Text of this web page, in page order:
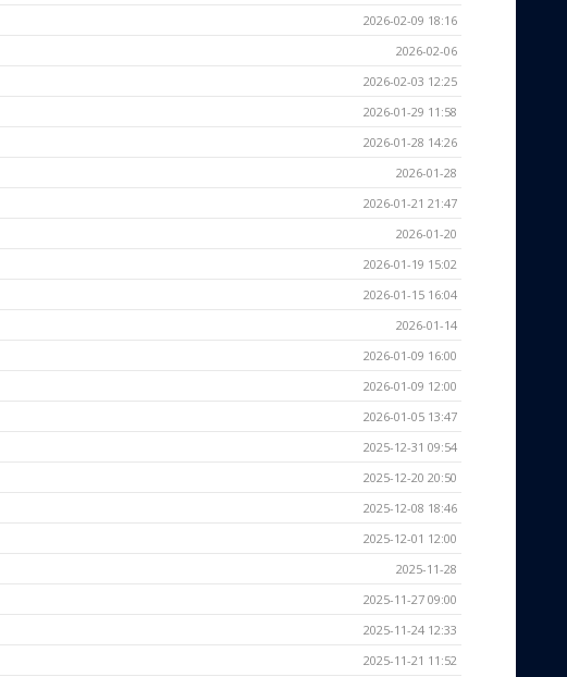
2026-02-09 18:16
2026-02-06
2026-02-03 12:25
2026-01-29 11:58
2026-01-28 14:26
2026-01-28
2026-01-21 21:47
2026-01-20
2026-01-19 15:02
2026-01-15 16:04
2026-01-14
2026-01-09 16:00
2026-01-09 12:00
2026-01-05 13:47
2025-12-31 09:54
2025-12-20 20:50
2025-12-08 18:46
2025-12-01 12:00
2025-11-28
2025-11-27 09:00
2025-11-24 12:33
2025-11-21 11:52